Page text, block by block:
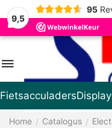
9,5
95
Fietsacculaders
Home / Catalogus /